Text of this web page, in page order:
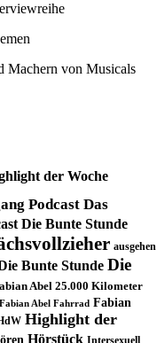
Machern von Musicals
der Woche
Podcast Das
Die Bunte Stunde
ausgehen
Bunte Stunde Die
Abel 25.000 Kilometer
Fabian Abel Fahrrad Fabian
Highlight der
Hörstück Intersexuell